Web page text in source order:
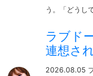
う。「どうし
ラブド
連想さ
2026.08.05